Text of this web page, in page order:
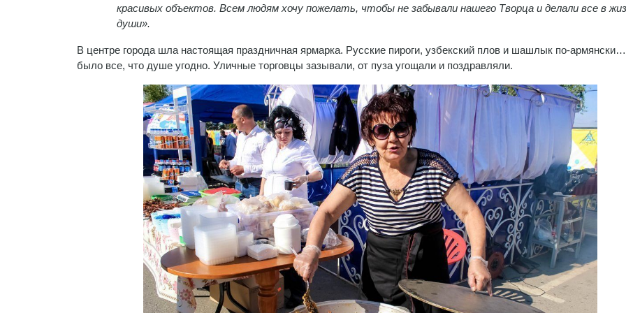
красивых объектов. Всем людям хочу пожелать, чтобы не забывали нашего Творца и делали все в
души».
В центре города шла настоящая праздничная ярмарка. Русские пироги, узбекский плов и шашлык по-
было все, что душе угодно. Уличные торговцы зазывали, от пуза угощали и поздравляли.